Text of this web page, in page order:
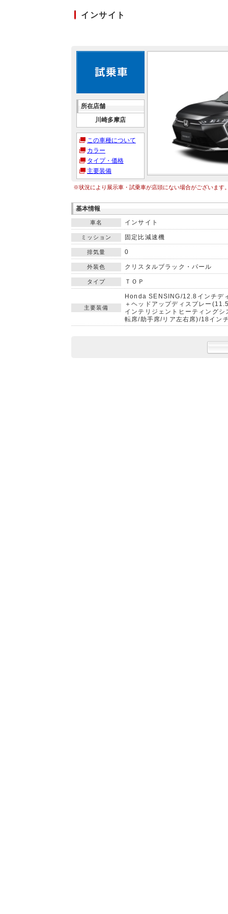
インサイト
所在店舗
川崎多摩店
この車種について
カラー
タイプ・価格
主要装備
※状況により展示車・試乗車が店頭にない場合がございます
基本情報
車名 インサイト
ミッション 固定比減速機
排気量 0
外装色 クリスタルブラック・パール
タイプ ＴＯＰ
主要装備
Honda SENSING/12.8インチデ
＋ヘッドアップディスプレー
インテリジェントヒーティング
転席/助手席/リア左右席)/18イン